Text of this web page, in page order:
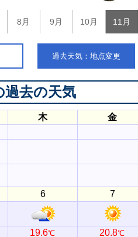
8月 9月 10月 11月
過去天気：地点変更
過去の天気
木 金
6 7
19.6℃ 20.8℃